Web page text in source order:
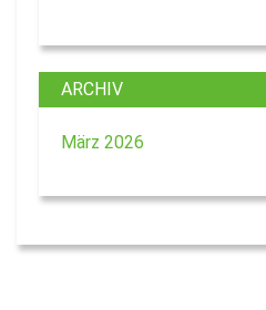
ARCHIV
März 2026